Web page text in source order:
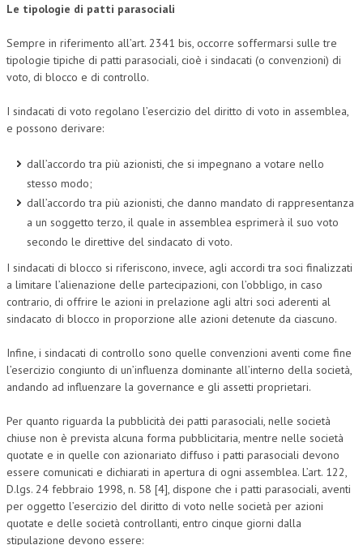
Le tipologie di patti parasociali
Sempre in riferimento all’art. 2341 bis, occorre soffermarsi sulle tre
tipologie tipiche di patti parasociali, cioè i sindacati (o convenzioni) di
voto, di blocco e di controllo.
I sindacati di voto regolano l’esercizio del diritto di voto in assemblea,
e possono derivare:
dall’accordo tra più azionisti, che si impegnano a votare nello
stesso modo;
dall’accordo tra più azionisti, che danno mandato di rappresentanza
a un soggetto terzo, il quale in assemblea esprimerà il suo voto
secondo le direttive del sindacato di voto.
I sindacati di blocco si riferiscono, invece, agli accordi tra soci finalizzati
a limitare l’alienazione delle partecipazioni, con l’obbligo, in caso
contrario, di offrire le azioni in prelazione agli altri soci aderenti al
sindacato di blocco in proporzione alle azioni detenute da ciascuno.
Infine, i sindacati di controllo sono quelle convenzioni aventi come fine
l’esercizio congiunto di un’influenza dominante all’interno della società,
andando ad influenzare la governance e gli assetti proprietari.
Per quanto riguarda la pubblicità dei patti parasociali, nelle società
chiuse non è prevista alcuna forma pubblicitaria, mentre nelle società
quotate e in quelle con azionariato diffuso i patti parasociali devono
essere comunicati e dichiarati in apertura di ogni assemblea. L’art. 122,
D.lgs. 24 febbraio 1998, n. 58 [4], dispone che i patti parasociali, aventi
per oggetto l’esercizio del diritto di voto nelle società per azioni
quotate e delle società controllanti, entro cinque giorni dalla
stipulazione devono essere: